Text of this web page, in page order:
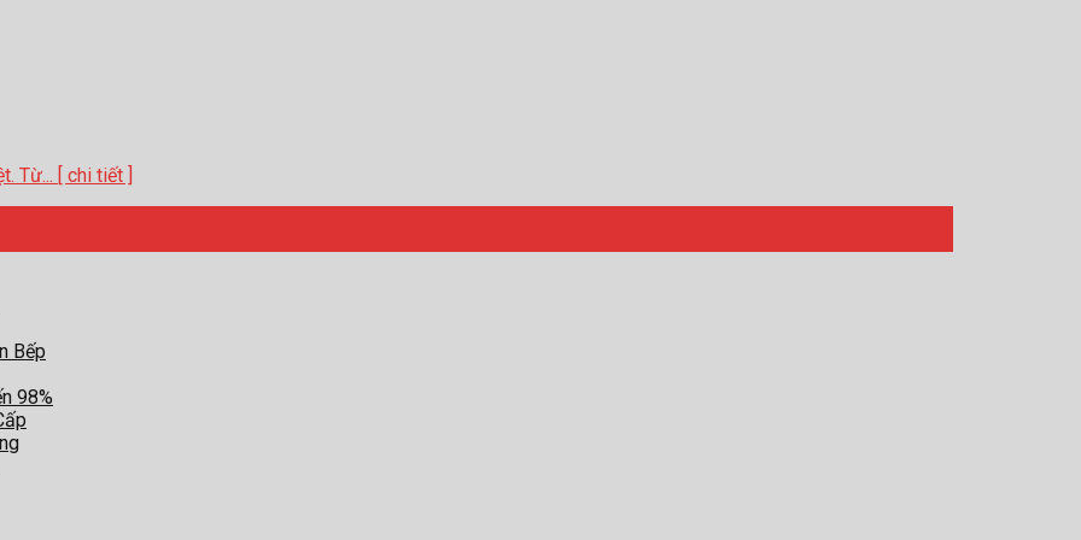
Từ... [ chi tiết ]
Bếp
98%